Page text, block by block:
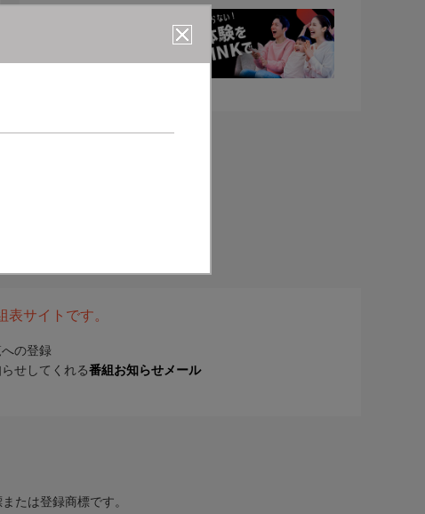
サイトです。
の登録
せしてくれる番組お知らせメール
たは登録商標です。